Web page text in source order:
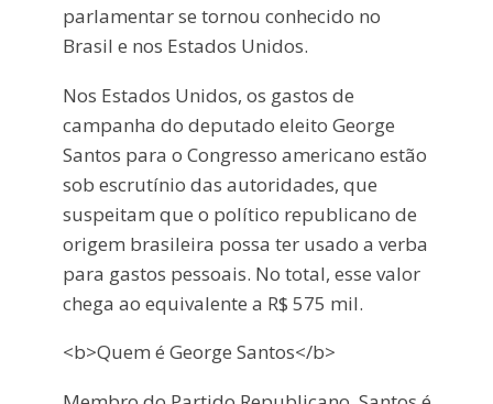
parlamentar se tornou conhecido no
Brasil e nos Estados Unidos.
Nos Estados Unidos, os gastos de
campanha do deputado eleito George
Santos para o Congresso americano estão
sob escrutínio das autoridades, que
suspeitam que o político republicano de
origem brasileira possa ter usado a verba
para gastos pessoais. No total, esse valor
chega ao equivalente a R$ 575 mil.
<b>Quem é George Santos</b>